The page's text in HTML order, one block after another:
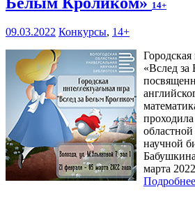
14+
09.03.2022 Конкурсы, 14+
Городская
«Вслед
научной
марта
Подробнее